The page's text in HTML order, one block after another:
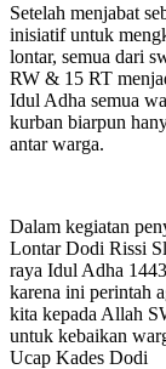
Setelah menjabat
inisiatif untuk
lontar, semua dari
RW & 15 RT
Idul Adha semua
kurban biarpun
antar warga.
Dalam kegiatan
Lontar Dodi Rissi
raya Idul Adha
karena ini perintah
kita kepada Allah
untuk kebaikan
Ucap Kades Dodi